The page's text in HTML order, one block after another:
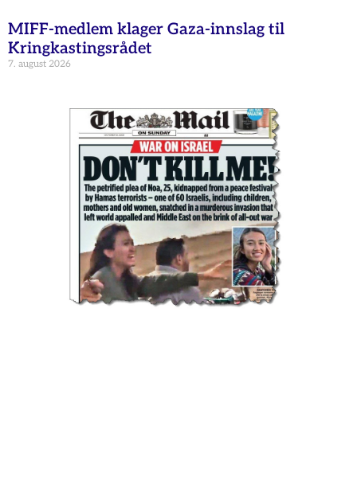
MIFF-medlem klager Gaza-innslag til
Kringkastingsrådet
7. august 2026